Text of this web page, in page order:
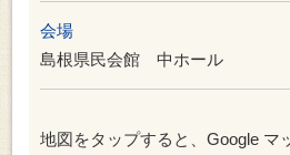
会場
島根県民会館 中ホール
地図をタップすると、Google マ